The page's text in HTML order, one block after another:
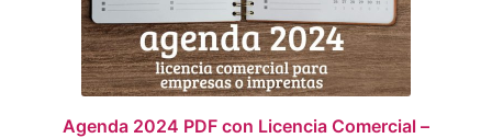
Agenda 2024 PDF con Licencia Comercial –